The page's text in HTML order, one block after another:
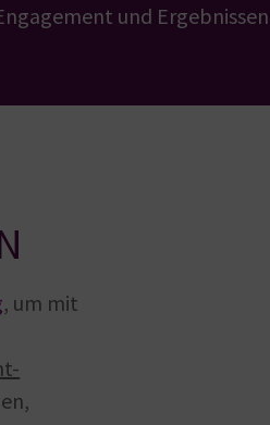
und
, um mit